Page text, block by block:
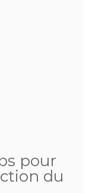
pour
du